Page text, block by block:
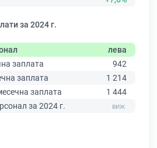
за 2024 г.
лева
заплата
942
заплата
1 214
заплата
1 444
за 2024 г.